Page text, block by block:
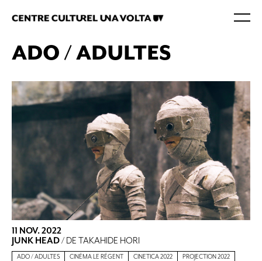
ADO / ADULTES
11 NOV. 2022
JUNK HEAD/ DE TAKAHIDE HORI
ADO / ADULTES CINÉMA LE RÉGENT CINETICA 2022 PROJECTION 2022